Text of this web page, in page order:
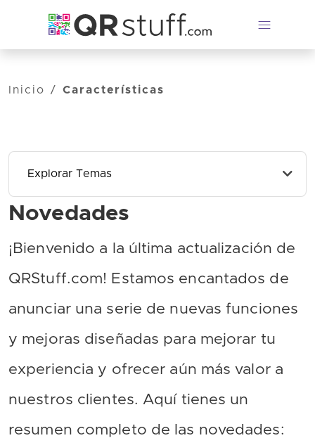
Inicio
/ Características
Explorar Temas
Novedades
¡Bienvenido a la última actualización de
QRStuff.com! Estamos encantados de
anunciar una serie de nuevas funciones
y mejoras diseñadas para mejorar tu
experiencia y ofrecer aún más valor a
nuestros clientes. Aquí tienes un
resumen completo de las novedades: